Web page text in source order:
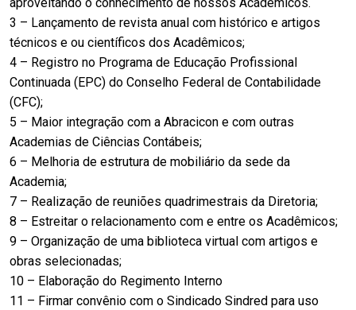
3 – Lançamento de revista anual com histórico e artigos
técnicos e ou científicos dos Acadêmicos;
4 – Registro no Programa de Educação Profissional
Continuada (EPC) do Conselho Federal de Contabilidade
(CFC);
5 – Maior integração com a Abracicon e com outras
Academias de Ciências Contábeis;
6 – Melhoria de estrutura de mobiliário da sede da
Academia;
7 – Realização de reuniões quadrimestrais da Diretoria;
8 – Estreitar o relacionamento com e entre os Acadêmicos;
9 – Organização de uma biblioteca virtual com artigos e
obras selecionadas;
10 – Elaboração do Regimento Interno
11 – Firmar convênio com o Sindicado Sindred para uso